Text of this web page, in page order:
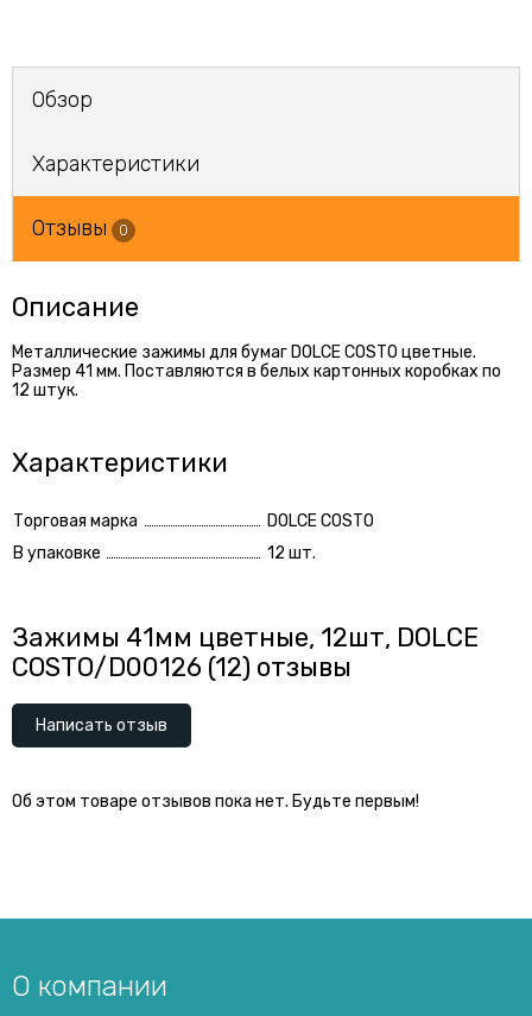
Обзор
Характеристики
Отзывы 0
Описание
Металлические зажимы для бумаг DOLCE COSTO цветные.
Размер 41 мм. Поставляются в белых картонных коробках по
12 штук.
Характеристики
Торговая марка
DOLCE COSTO
В упаковке
12 шт.
Зажимы 41мм цветные, 12шт, DOLCE
COSTO/D00126 (12) отзывы
Написать отзыв
Об этом товаре отзывов пока нет. Будьте первым!
О компании